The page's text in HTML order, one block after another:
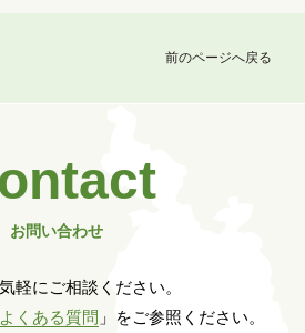
前のページへ戻る
お問い合わせ
軽にご相談ください。
よくある質問 」をご参照ください。